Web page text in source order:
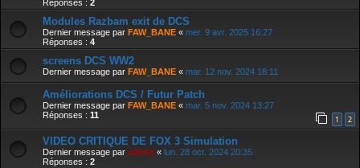
Réponses : 2
Modules Razbam exit de DCS
Dernier message par FAW_BANE « mer. 9 avr. 2025 16:27
Réponses : 4
screens DCS WW2
Dernier message par FAW_BANE « mar. 12 nov. 2024 18:11
Améliorations DCS / Futur Patch
Dernier message par FAW_BANE « mar. 5 nov. 2024 13:27
Réponses : 11 1 2
VIDEO CRITIQUE DE FOX 3 Simulation
Dernier message par admin « lun. 28 oct. 2024 20:35
Réponses : 2